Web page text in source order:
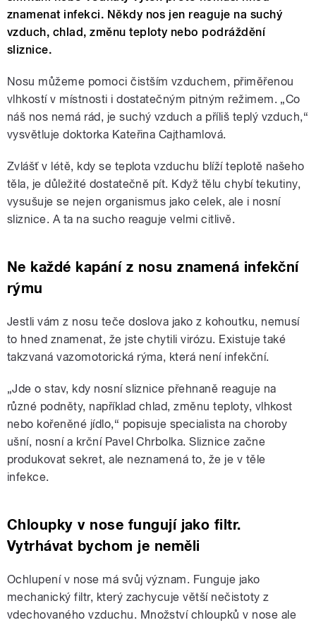
znamenat infekci. Někdy nos jen reaguje na suchý
vzduch, chlad, změnu teploty nebo podráždění
sliznice.
Nosu můžeme pomoci čistším vzduchem, přiměřenou
vlhkostí v místnosti i dostatečným pitným režimem. „Co
náš nos nemá rád, je suchý vzduch a příliš teplý vzduch,“
vysvětluje doktorka Kateřina Cajthamlová.
Zvlášť v létě, kdy se teplota vzduchu blíží teplotě našeho
těla, je důležité dostatečně pít. Když tělu chybí tekutiny,
vysušuje se nejen organismus jako celek, ale i nosní
sliznice. A ta na sucho reaguje velmi citlivě.
Ne každé kapání z nosu znamená infekční
rýmu
Jestli vám z nosu teče doslova jako z kohoutku, nemusí
to hned znamenat, že jste chytili virózu. Existuje také
takzvaná vazomotorická rýma, která není infekční.
„Jde o stav, kdy nosní sliznice přehnaně reaguje na
různé podněty, například chlad, změnu teploty, vlhkost
nebo kořeněné jídlo,“ popisuje specialista na choroby
ušní, nosní a krční Pavel Chrbolka. Sliznice začne
produkovat sekret, ale neznamená to, že je v těle
infekce.
Chloupky v nose fungují jako filtr.
Vytrhávat bychom je neměli
Ochlupení v nose má svůj význam. Funguje jako
mechanický filtr, který zachycuje větší nečistoty z
vdechovaného vzduchu. Množství chloupků v nose ale